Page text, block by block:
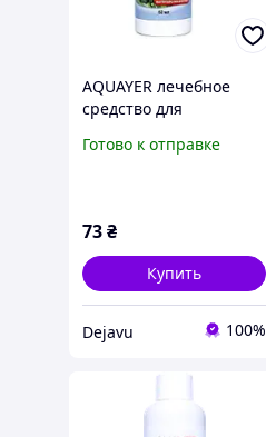
AQUAYER лечебное
средство для
АкваБактол 60 мл
Готово к отправке
73₴
Купить
Dejavu 100%